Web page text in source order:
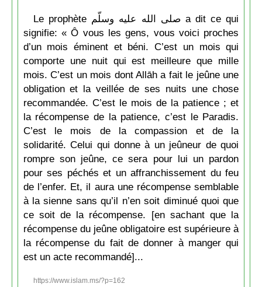
Le prophète صلى الله عليه وسلّم a dit ce qui
signifie: « Ô vous les gens, vous voici proches
d’un mois éminent et béni. C’est un mois qui
comporte une nuit qui est meilleure que mille
mois. C’est un mois dont Allāh a fait le jeûne une
obligation et la veillée de ses nuits une chose
recommandée. C’est le mois de la patience ; et
la récompense de la patience, c’est le Paradis.
C’est le mois de la compassion et de la
solidarité. Celui qui donne à un jeûneur de quoi
rompre son jeûne, ce sera pour lui un pardon
pour ses péchés et un affranchissement du feu
de l’enfer. Et, il aura une récompense semblable
à la sienne sans qu’il n’en soit diminué quoi que
ce soit de la récompense. [en sachant que la
récompense du jeûne obligatoire est supérieure à
la récompense du fait de donner à manger qui
est un acte recommandé]...
https://www.islam.ms/?p=162